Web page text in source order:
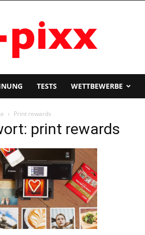
TESTS WETTBEWERBE
Print rewards
print rewards